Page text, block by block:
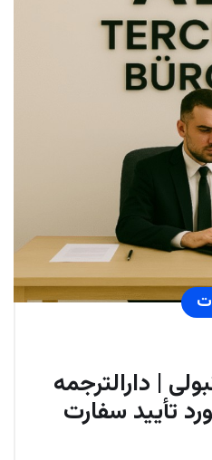
| دارالترجمه
تأیید سفارت